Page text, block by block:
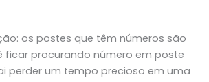
os postes que têm números são
ficar procurando número em poste
perder um tempo precioso em uma